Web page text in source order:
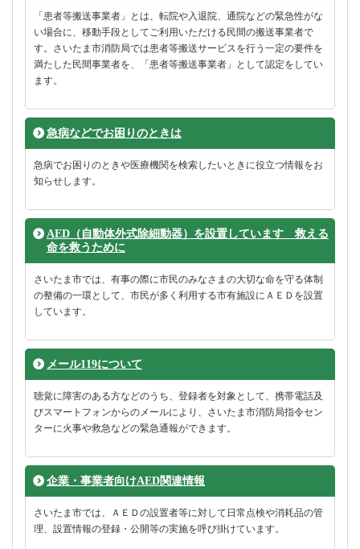
「患者等搬送事業者」とは、転院や入退院、通院などの緊急性がな
い場合に、移動手段としてご利用いただける民間の搬送事業者で
す。さいたま市消防局では患者等搬送サービスを行う一定の要件を
満たした民間事業者を、「患者等搬送事業者」として認定をしてい
ます。
急病などでお困りのときは
急病でお困りのときや医療機関を検索したいときに役立つ情報をお
知らせします。
AED（自動体外式除細動器）を設置しています 救える
命を救うために
さいたま市では、有事の際に市民のみなさまの大切な命を守る体制
の整備の一環として、市民が多く利用する市有施設にＡＥＤを設置
しています。
メール119について
聴覚に障害のある方などのうち、登録者を対象として、携帯電話及
びスマートフォンからのメールにより、さいたま市消防局指令セン
ターに火事や救急などの緊急通報ができます。
企業・事業者向けAED関連情報
さいたま市では、ＡＥＤの設置者等に対して日常点検や消耗品の管
理、設置情報の登録・公開等の実施を呼び掛けています。